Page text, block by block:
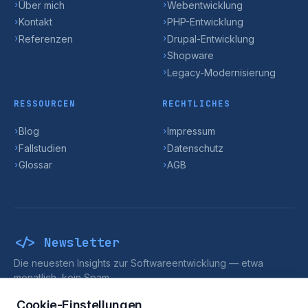
›Über mich
› Kontakt
›Referenzen
›Webentwicklung
› PHP-Entwicklung
›Drupal-Entwicklung
›Shopware
›Legacy-Modernisierung
RESSOURCEN
› Blog
›Fallstudien
›Glossar
RECHTLICHES
› Impressum
›Datenschutz
›AGB
</> Newsletter
Die neuesten Insights zur Softwareentwicklung — etwa
monatlich, kein Spam.
Cookie-Einstellungen